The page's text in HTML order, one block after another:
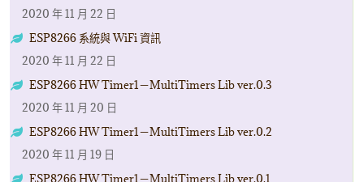
2020 年 11 月 22 日
ESP8266 系統與 WiFi 資訊
2020 年 11 月 22 日
ESP8266 HW Timer1－MultiTimers Lib ver.0.3
2020 年 11 月 20 日
ESP8266 HW Timer1－MultiTimers Lib ver.0.2
2020 年 11 月 19 日
ESP8266 HW Timer1－MultiTimers Lib ver.0.1